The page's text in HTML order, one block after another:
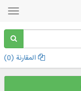
المقارنة (0
)